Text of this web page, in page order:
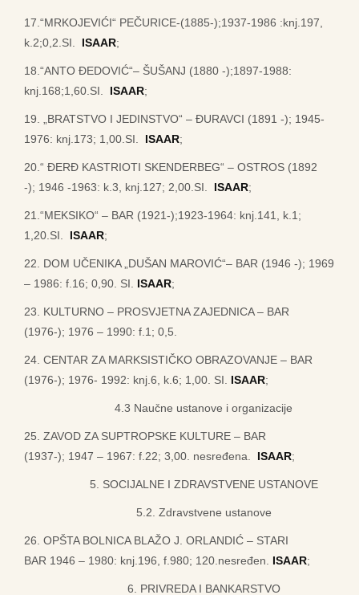
17.“MRKOJEVIĆI“ PEČURICE-(1885-);1937-1986 :knj.197,
k.2;0,2.SI.
ISAAR;
18.“ANTO ĐEDOVIĆ“– ŠUŠANJ (1880 -);1897-1988:
knj.168;1,60.SI.
ISAAR;
19. „BRATSTVO I JEDINSTVO“ – ĐURAVCI (1891 -); 1945-
1976: knj.173; 1,00.SI.
ISAAR;
20.“ ĐERĐ KASTRIOTI SKENDERBEG“ – OSTROS (1892
-); 1946 -1963: k.3, knj.127; 2,00.SI.
ISAAR;
21.“MEKSIKO“ – BAR (1921-);1923-1964: knj.141, k.1;
1,20.SI.
ISAAR;
22. DOM UČENIKA „DUŠAN MAROVIĆ“– BAR (1946 -); 1969
– 1986: f.16; 0,90. SI. ISAAR;
23. KULTURNO – PROSVJETNA ZAJEDNICA – BAR
(1976-); 1976 – 1990: f.1; 0,5.
24. CENTAR ZA MARKSISTIČKO OBRAZOVANJE – BAR
(1976-); 1976- 1992: knj.6, k.6; 1,00. SI. ISAAR;
4.3 Naučne ustanove i organizacije
25. ZAVOD ZA SUPTROPSKE KULTURE – BAR
(1937-); 1947 – 1967: f.22; 3,00. nesređena.
ISAAR;
5. SOCIJALNE I ZDRAVSTVENE USTANOVE
5.2. Zdravstvene ustanove
26. OPŠTA BOLNICA BLAŽO J. ORLANDIĆ – STARI
BAR 1946 – 1980: knj.196, f.980; 120.nesređen. ISAAR;
6. PRIVREDA I BANKARSTVO